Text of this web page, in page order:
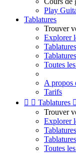
Play
Tablatures
Trouver
Explorer
Toutes
A propos
Tarifs
  Tablatures 
Trouver
Explorer
Toutes